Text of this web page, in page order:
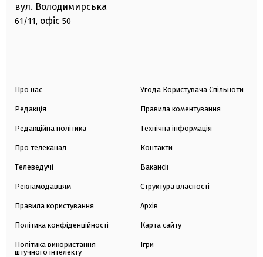
вул. Володимирська
61/11, офіс 50
Про нас
Редакція
Редакційна політика
Про телеканал
Телеведучі
Рекламодавцям
Правила користування
Політика конфіденційності
Політика використання
штучного інтелекту
Угода Користувача Спільноти
Правила коментування
Технічна інформація
Контакти
Вакансії
Структура власності
Архів
Карта сайту
Ігри